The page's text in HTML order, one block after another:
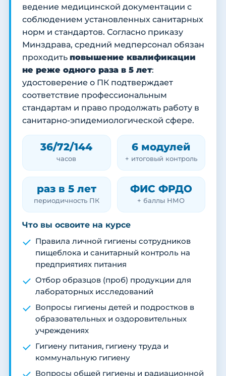
ведение медицинской документации с
соблюдением установленных санитарных
норм и стандартов. Согласно приказу
Минздрава, средний медперсонал обязан
проходить повышение квалификации
не реже одного раза в 5 лет:
удостоверение о ПК подтверждает
соответствие профессиональным
стандартам и право продолжать работу в
санитарно-эпидемиологической сфере.
36/72/144
часов
6 модулей
+ итоговый контроль
раз в 5 лет
периодичность ПК
ФИС ФРДО
+ баллы НМО
Что вы освоите на курсе
Правила личной гигиены сотрудников
пищеблока и санитарный контроль на
предприятиях питания
Отбор образцов (проб) продукции для
лабораторных исследований
Вопросы гигиены детей и подростков в
образовательных и оздоровительных
учреждениях
Гигиену питания, гигиену труда и
коммунальную гигиену
Вопросы общей гигиены и радиационной